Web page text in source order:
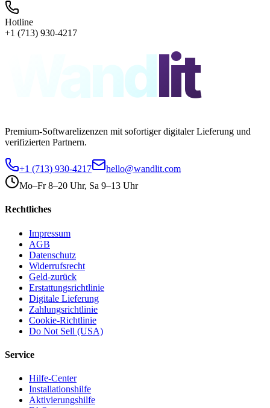
Hotline
+1 (713) 930-4217
Wandlit
Premium-Softwarelizenzen mit sofortiger digitaler Lieferung und
verifizierten Partnern.
+1 (713) 930-4217
hello@wandlit.com
Mo–Fr 8–20 Uhr, Sa 9–13 Uhr
Rechtliches
Impressum
AGB
Datenschutz
Widerrufsrecht
Geld-zurück
Erstattungsrichtlinie
Digitale Lieferung
Zahlungsrichtlinie
Cookie-Richtlinie
Do Not Sell (USA)
Service
Hilfe-Center
Installationshilfe
Aktivierungshilfe